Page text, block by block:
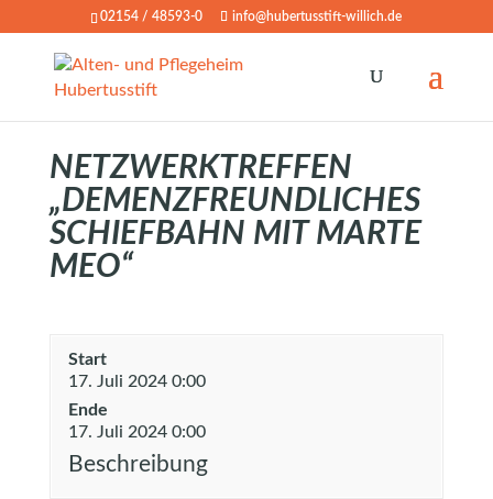
02154 / 48593-0 info@hubertusstift-willich.de
NETZWERKTREFFEN
„DEMENZFREUNDLICHES
SCHIEFBAHN MIT MARTE
MEO“
Start
17. Juli 2024 0:00
Ende
17. Juli 2024 0:00
Beschreibung